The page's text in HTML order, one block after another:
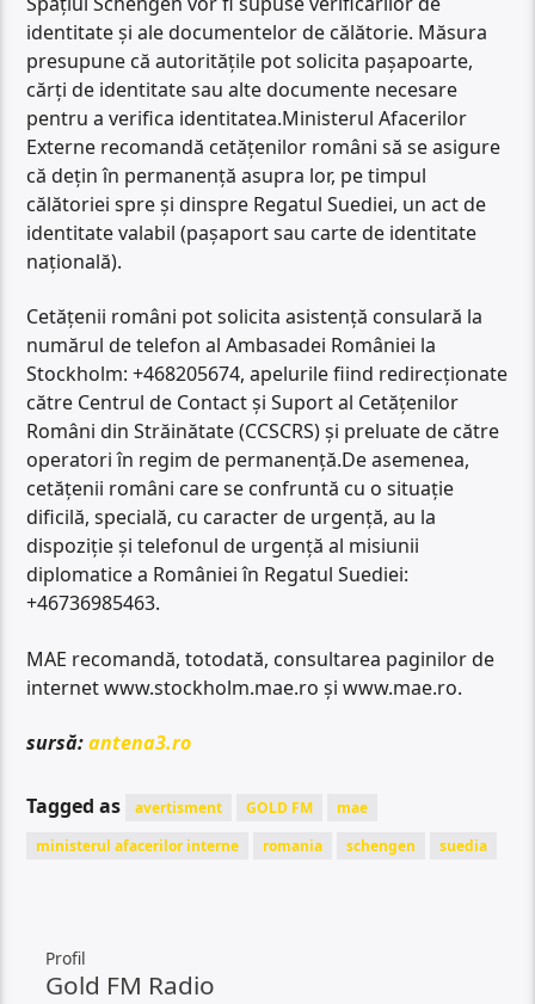
identitate și ale documentelor de călătorie. Măsura
presupune că autoritățile pot solicita pașapoarte,
cărți de identitate sau alte documente necesare
pentru a verifica identitatea.Ministerul Afacerilor
Externe recomandă cetăţenilor români să se asigure
că deţin în permanenţă asupra lor, pe timpul
călătoriei spre şi dinspre Regatul Suediei, un act de
identitate valabil (paşaport sau carte de identitate
naţională).
Cetăţenii români pot solicita asistenţă consulară la
numărul de telefon al Ambasadei României la
Stockholm: +468205674, apelurile fiind redirecţionate
către Centrul de Contact şi Suport al Cetăţenilor
Români din Străinătate (CCSCRS) şi preluate de către
operatori în regim de permanenţă.De asemenea,
cetăţenii români care se confruntă cu o situaţie
dificilă, specială, cu caracter de urgenţă, au la
dispoziţie şi telefonul de urgenţă al misiunii
diplomatice a României în Regatul Suediei:
+46736985463.
MAE recomandă, totodată, consultarea paginilor de
internet www.stockholm.mae.ro şi www.mae.ro.
sursă:antena3.ro
Tagged as avertisment GOLD FM
mae
ministerul afacerilor interne
romania schengen suedia
Profil
Gold FM Radio